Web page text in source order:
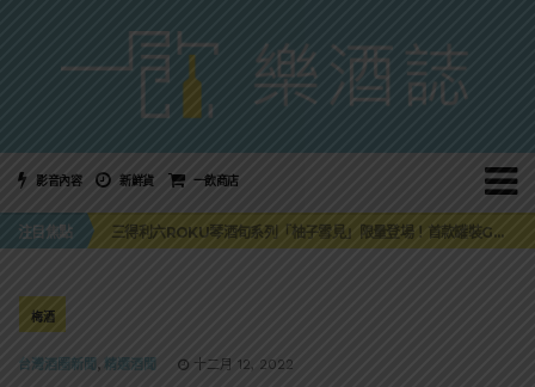
影音內容 新鮮貨 一飲商店
注目焦點
萬眾敲碗如期回歸！SUNMAI金色三麥3度攜手花蓮瓜農品牌「阿強西瓜」
三得利六ROKU琴酒旬系列「柚子雪見」限量登場！首款罐裝GIN SODA 10月同步上市
美國正式恢復蘇格蘭威士忌零關稅！烈酒產業再次迎來重磅利多
梅酒
台灣酒圈新聞 , 精選酒聞 十二月 12, 2022